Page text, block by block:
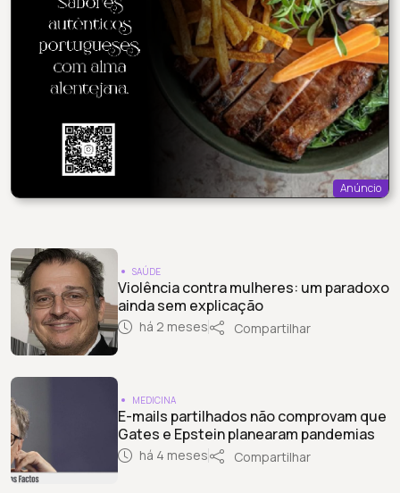
Anúncio
SAÚDE
Violência contra mulheres: um paradoxo
ainda sem explicação
há 2 meses Compartilhar
MEDICINA
E-mails partilhados não comprovam que
Gates e Epstein planearam pandemias
há 4 meses Compartilhar